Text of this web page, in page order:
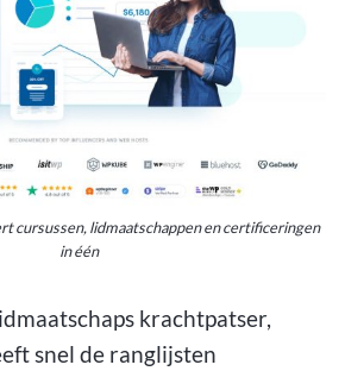
cursussen, lidmaatschappen en certificeringen
in één
krachtpatser,
snel de ranglijsten